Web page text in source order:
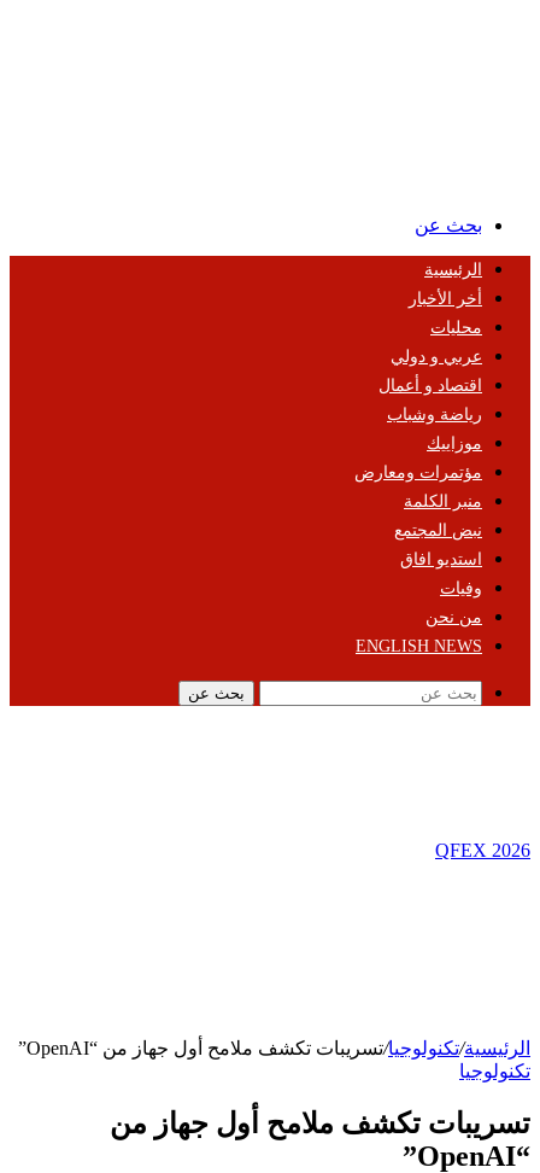
بحث عن
الرئيسية
أخر الأخبار
محليات
عربي و دولي
اقتصاد و أعمال
رياضة وشباب
موزاييك
مؤتمرات ومعارض
منبر الكلمة
نبض المجتمع
استديو افاق
وفيات
من نحن
ENGLISH NEWS
بحث عن
QFEX 2026
الرئيسية/تكنولوجيا/تسريبات تكشف ملامح أول جهاز من “OpenAI”
تكنولوجيا
تسريبات تكشف ملامح أول جهاز من
“OpenAI”